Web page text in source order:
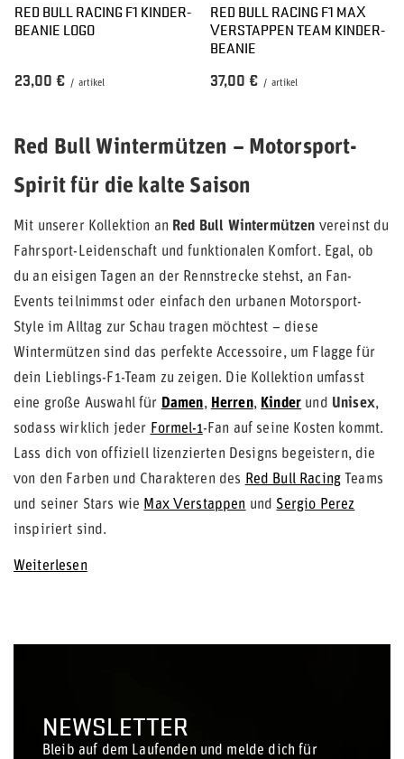
RED BULL RACING F1 KINDER-
BEANIE LOGO
23,00 € / artikel
RED BULL RACING F1 MAX
VERSTAPPEN TEAM KINDER-
BEANIE
37,00 € / artikel
Red Bull Wintermützen – Motorsport-
Spirit für die kalte Saison
Mit unserer Kollektion an Red Bull Wintermützen vereinst du
Fahrsport-Leidenschaft und funktionalen Komfort. Egal, ob
du an eisigen Tagen an der Rennstrecke stehst, an Fan-
Events teilnimmst oder einfach den urbanen Motorsport-
Style im Alltag zur Schau tragen möchtest – diese
Wintermützen sind das perfekte Accessoire, um Flagge für
dein Lieblings-F1-Team zu zeigen. Die Kollektion umfasst
eine große Auswahl für Damen, Herren, Kinder und Unisex,
sodass wirklich jeder Formel-1-Fan auf seine Kosten kommt.
Lass dich von offiziell lizenzierten Designs begeistern, die
von den Farben und Charakteren des Red Bull Racing Teams
und seiner Stars wie Max Verstappen und Sergio Perez
inspiriert sind.
Weiterlesen
NEWSLETTER
Bleib auf dem Laufenden und melde dich für